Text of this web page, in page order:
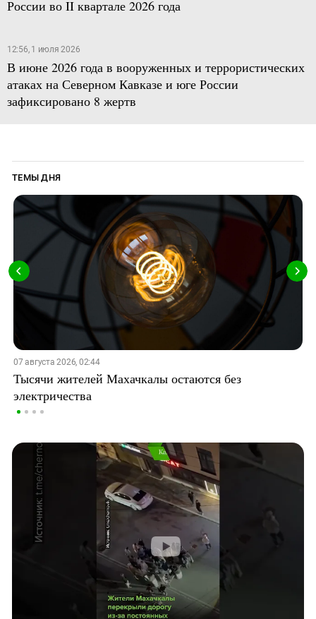
России во II квартале 2026 года
12:56, 1 июля 2026
В июне 2026 года в вооруженных и террористических
атаках на Северном Кавказе и юге России
зафиксировано 8 жертв
ТЕМЫ ДНЯ
07 августа 2026, 02:44
Тысячи жителей Махачкалы остаются без
электричества